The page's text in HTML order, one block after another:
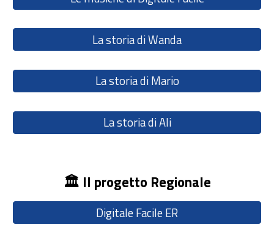
La storia di Wanda
La storia di Mario
La storia di Ali
🏛️ Il progetto Regionale
Digitale Facile ER